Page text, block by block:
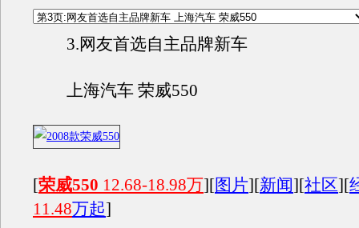
3.网友首选自主品牌新车
上海汽车 荣威550
[荣威550 12.68-18.98万][图片][新闻][社区][
11.48万起]